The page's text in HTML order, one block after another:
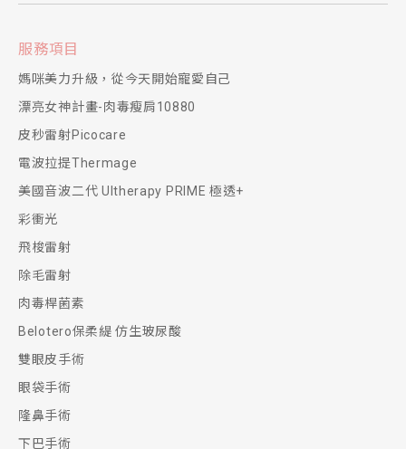
服務項目
媽咪美力升級，從今天開始寵愛自己
漂亮女神計畫-肉毒瘦肩10880
皮秒雷射Picocare
電波拉提Thermage
美國音波二代 Ultherapy PRIME 極透+
彩衝光
飛梭雷射
除毛雷射
肉毒桿菌素
Belotero保柔緹 仿生玻尿酸
雙眼皮手術
眼袋手術
隆鼻手術
下巴手術